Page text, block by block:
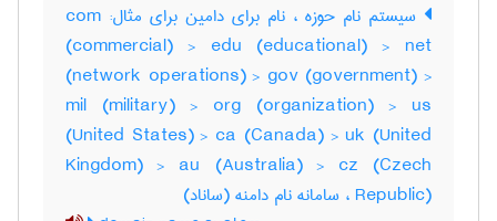
سیستم نام حوزه ، نام برای دامین برای مثال: com
(commercial) > edu (educational) > net
(network operations) > gov (government) >
mil (military) > org (organization) > us
(United States) > ca (Canada) > uk (United
Kingdom) > au (Australia) > cz (Czech
Republic) ، سامانه نام دامنه (ساناد)